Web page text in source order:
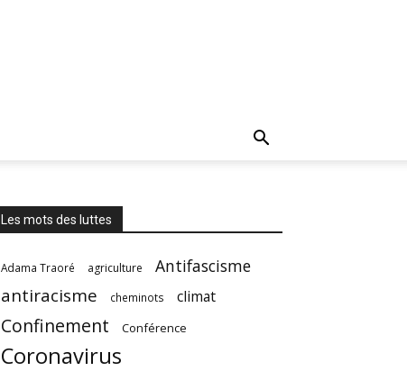
Les mots des luttes
Adama Traoré agriculture Antifascisme
antiracisme cheminots climat
Confinement Conférence
Coronavirus